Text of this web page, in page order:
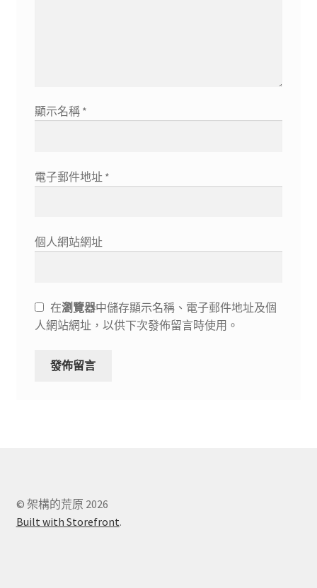
顯示名稱 *
電子郵件地址 *
個人網站網址
在瀏覽器中儲存顯示名稱、電子郵件地址及個
人網站網址，以供下次發佈留言時使用。
© 架構的荒原 2026
Built with Storefront.